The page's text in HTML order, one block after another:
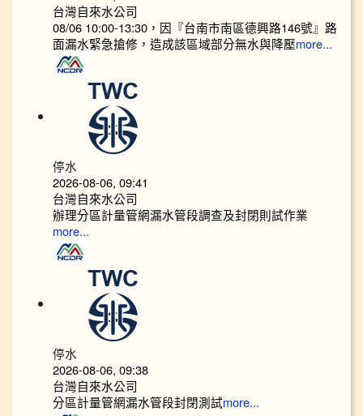
台灣自來水公司
08/06 10:00-13:30，因『台南市南區德興路146號』路
面漏水緊急搶修，造成該區域部分無水與降壓more...
停水
2026-08-06, 09:41
台灣自來水公司
辦理分區計量管網漏水管段調查及封閉則試作業
more...
停水
2026-08-06, 09:38
台灣自來水公司
分區計量管網漏水管段封閉測試more...